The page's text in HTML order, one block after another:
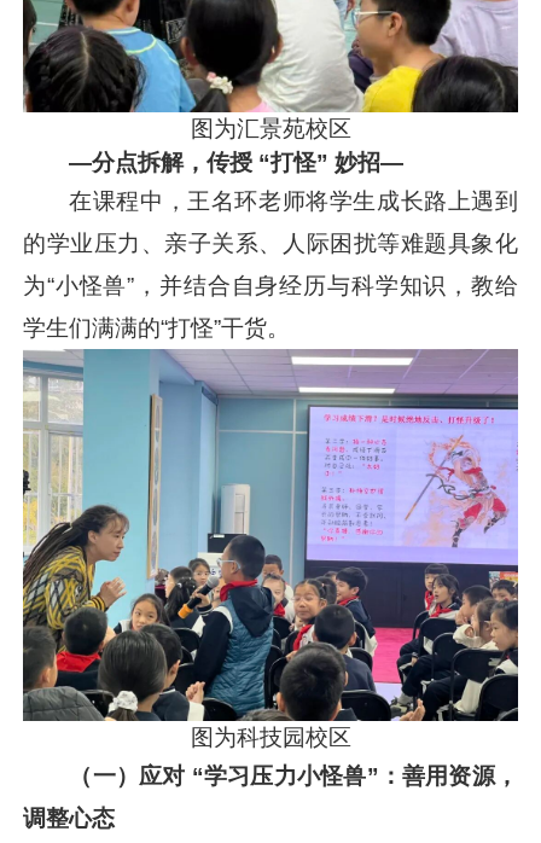
图为汇景苑校区
—分点拆解，传授 “打怪” 妙招—
在课程中，王名环老师将学生成长路上遇到
的学业压力、亲子关系、人际困扰等难题具象化
为“小怪兽”，并结合自身经历与科学知识，教给
学生们满满的“打怪”干货。
图为科技园校区
（一）应对 “学习压力小怪兽”：善用资源，
调整心态